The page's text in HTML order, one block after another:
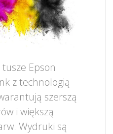
Epson
z technologią
szerszą
i większą
Wydruki są